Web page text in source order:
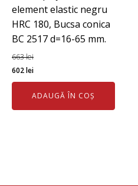
element elastic negru
HRC 180, Bucsa conica
BC 2517 d=16-65 mm.
663lei
Prețul
inițial
fost:
602leiPrețul
curent
este:
602 lei.
ADAUGĂ ÎN COȘ